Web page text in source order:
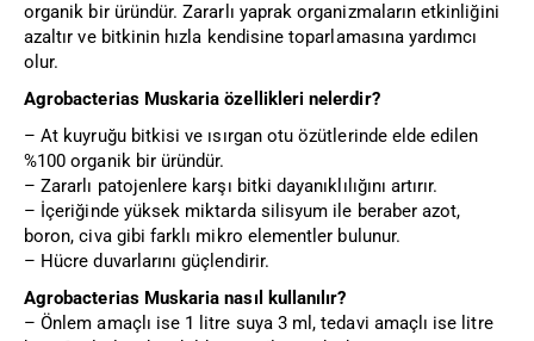
organik bir üründür. Zararlı yaprak organizmaların etkinliğini
azaltır ve bitkinin hızla kendisine toparlamasına yardımcı
olur.
Agrobacterias Muskaria özellikleri nelerdir?
– At kuyruğu bitkisi ve ısırgan otu özütlerinde elde edilen
%100 organik bir üründür.
– Zararlı patojenlere karşı bitki dayanıklılığını artırır.
– İçeriğinde yüksek miktarda silisyum ile beraber azot,
boron, civa gibi farklı mikro elementler bulunur.
– Hücre duvarlarını güçlendirir.
Agrobacterias Muskaria nasıl kullanılır?
– Önlem amaçlı ise 1 litre suya 3 ml, tedavi amaçlı ise litre